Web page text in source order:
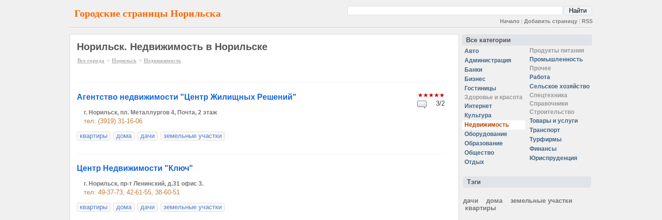
Городские страницы Норильска
Начало | Добавить страницу | RSS
Норильск. Недвижимость в Норильске
Все города » Норильск » Недвижимость
3/2
Агентство недвижимости "Центр Жилищных Решений"
г. Норильск, пл. Металлургов 4, Почта, 2 этаж
тел: (3919) 31-16-06
квартиры
дома дачи земельные участки
Центр Недвижимости "Ключ"
г. Норильск, пр-т Ленинский, д.31 офис 3.
тел: 49-37-73, 42-61-55, 38-60-51
квартиры
дома дачи земельные участки
Все категории
Авто
Администрация
Банки
Бизнес
Гостиницы
Здоровье и красота
Интернет
Культура
Недвижимость
Оборудование
Образование
Общество
Отдых
Продукты питания
Промышленность
Прочее
Работа
Сельское хозяйство
Спецтехника
Справочники
Строительство
Товары и услуги
Транспорт
Турфирмы
Финансы
Юриспруденция
Тэги
дачи дома
земельные участки
квартиры